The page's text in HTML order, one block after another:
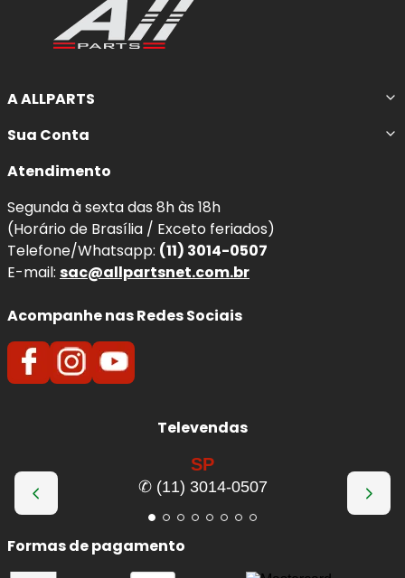
A ALLPARTS
Sua Conta
Atendimento
Segunda à sexta das 8h às 18h
(Horário de Brasília / Exceto feriados)
Telefone/Whatsapp: (11) 3014-0507
E-mail: sac@allpartsnet.com.br
Acompanhe nas Redes Sociais
Televendas
SP
✆ (11) 3014-0507
Formas de pagamento